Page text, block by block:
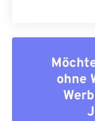
ohne